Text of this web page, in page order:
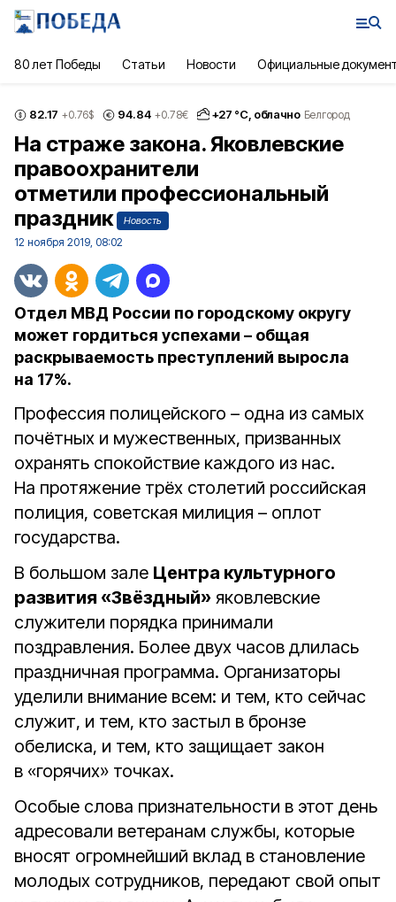
80 лет Победы Статьи Новости Официальные
82.17 +0.76$ 94.84 +0.78€ +27 °С, облачно Белгород
На страже закона. Яковлевские
правоохранители
отметили профессиональный
праздник
Новость
12 ноября 2019, 08:02
Отдел МВД России по городскому округу
может гордиться успехами – общая
раскрываемость преступлений выросла
на 17%.
Профессия полицейского – одна из самых
почётных и мужественных, призванных
охранять спокойствие каждого из нас.
На протяжение трёх столетий российская
полиция, советская милиция – оплот
государства.
В большом зале Центра культурного
развития «Звёздный» яковлевские
служители порядка принимали
поздравления. Более двух часов длилась
праздничная программа. Организаторы
уделили внимание всем: и тем, кто сейчас
служит, и тем, кто застыл в бронзе
обелиска, и тем, кто защищает закон
в «горячих» точках.
Особые слова признательности в этот день
адресовали ветеранам службы, которые
вносят огромнейший вклад в становление
молодых сотрудников, передают свой опыт